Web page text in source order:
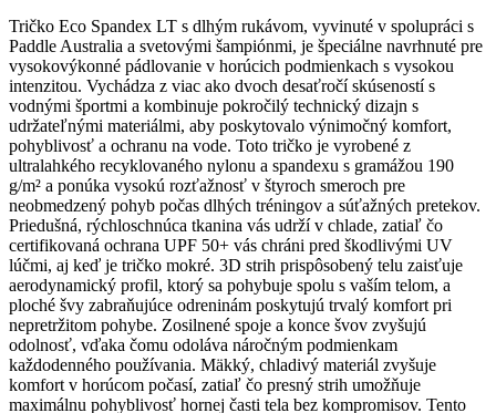
tričko
s
dlhým
rukávom
–
limetková
Tričko Eco Spandex LT s dlhým rukávom, vyvinuté v spolupráci s
Paddle Australia a svetovými šampiónmi, je špeciálne navrhnuté pre
vysokovýkonné pádlovanie v horúcich podmienkach s vysokou
intenzitou. Vychádza z viac ako dvoch desaťročí skúseností s
vodnými športmi a kombinuje pokročilý technický dizajn s
udržateľnými materiálmi, aby poskytovalo výnimočný komfort,
pohyblivosť a ochranu na vode. Toto tričko je vyrobené z
ultralahkého recyklovaného nylonu a spandexu s gramážou 190
g/m² a ponúka vysokú rozťažnosť v štyroch smeroch pre
neobmedzený pohyb počas dlhých tréningov a súťažných pretekov.
Priedušná, rýchloschnúca tkanina vás udrží v chlade, zatiaľ čo
certifikovaná ochrana UPF 50+ vás chráni pred škodlivými UV
lúčmi, aj keď je tričko mokré. 3D strih prispôsobený telu zaisťuje
aerodynamický profil, ktorý sa pohybuje spolu s vaším telom, a
ploché švy zabraňujúce odreninám poskytujú trvalý komfort pri
nepretržitom pohybe. Zosilnené spoje a konce švov zvyšujú
odolnosť, vďaka čomu odoláva náročným podmienkam
každodenného používania. Mäkký, chladivý materiál zvyšuje
komfort v horúcom počasí, zatiaľ čo presný strih umožňuje
maximálnu pohyblivosť hornej časti tela bez kompromisov. Tento